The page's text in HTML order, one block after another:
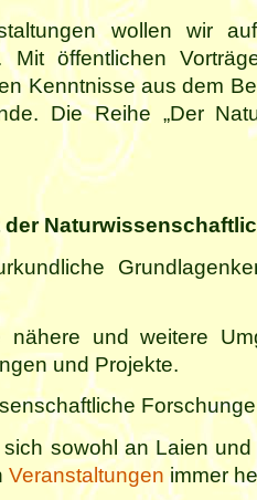
wollen wir
Mit öffentlichen
Kenntnisse aus dem
Die Reihe „Der
nähere und weitere
und Projekte.
sowohl an Laien
Veranstaltungen immer